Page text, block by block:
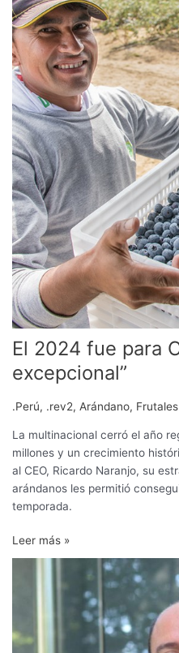
El 2024 fue para
excepcional”
.Perú, .rev2, Arándano, Frutales
La multinacional cerró el año
millones y un crecimiento
al CEO, Ricardo Naranjo, su
arándanos les permitió
temporada.
fue
para
Camposol
“un
año
excepcional”
Leer más »
Naranjo